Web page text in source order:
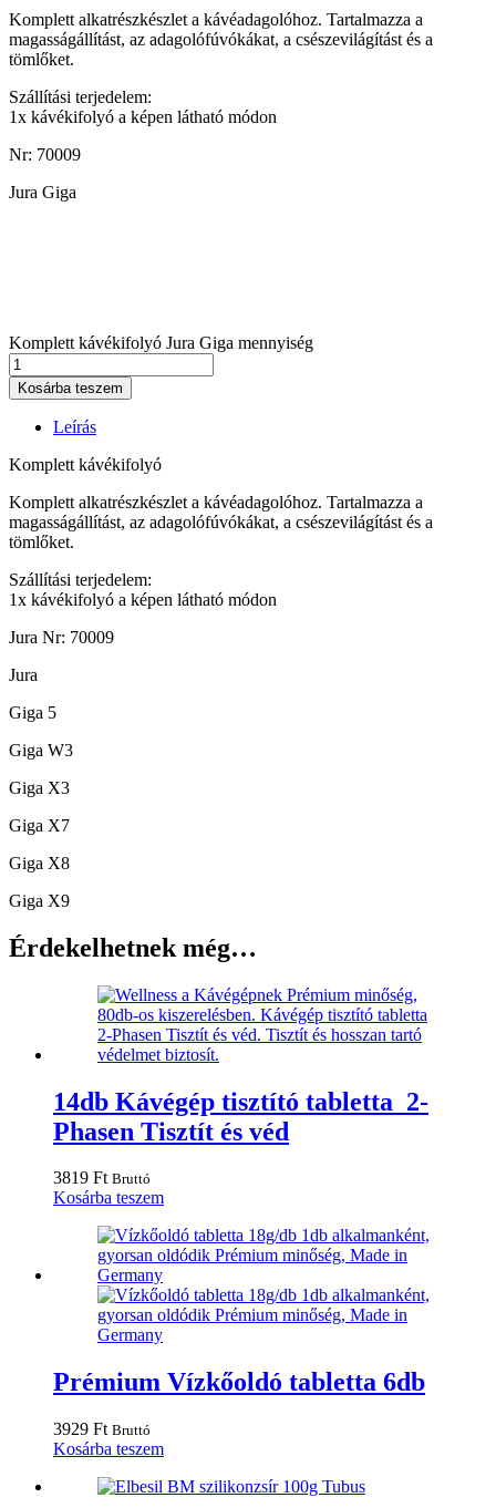
Komplett alkatrészkészlet a kávéadagolóhoz. Tartalmazza a
magasságállítást, az adagolófúvókákat, a csészevilágítást és a
tömlőket.
Szállítási terjedelem:
1x kávékifolyó a képen látható módon
Nr: 70009
Jura Giga
Komplett kávékifolyó Jura Giga mennyiség
Kosárba teszem
Leírás
Komplett kávékifolyó
Komplett alkatrészkészlet a kávéadagolóhoz. Tartalmazza a
magasságállítást, az adagolófúvókákat, a csészevilágítást és a
tömlőket.
Szállítási terjedelem:
1x kávékifolyó a képen látható módon
Jura Nr: 70009
Jura
Giga 5
Giga W3
Giga X3
Giga X7
Giga X8
Giga X9
Érdekelhetnek még…
14db Kávégép tisztító tabletta 2-
Phasen Tisztít és véd
3819 Ft Bruttó
Kosárba teszem
Prémium Vízkőoldó tabletta 6db
3929 Ft Bruttó
Kosárba teszem